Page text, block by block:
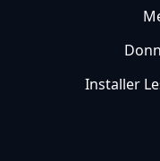
Installer